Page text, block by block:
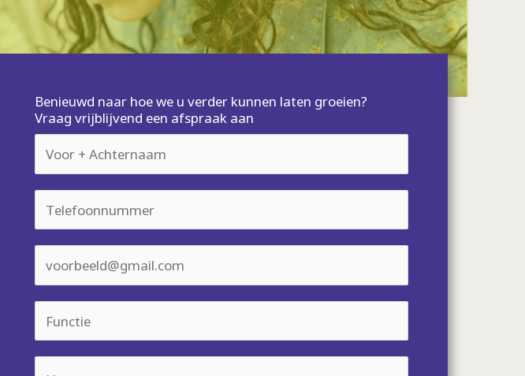
Benieuwd naar hoe we u verder kunnen laten groeien?
Vraag vrijblijvend een afspraak aan
a
a
*
e
l
f
m
a
l
u
n